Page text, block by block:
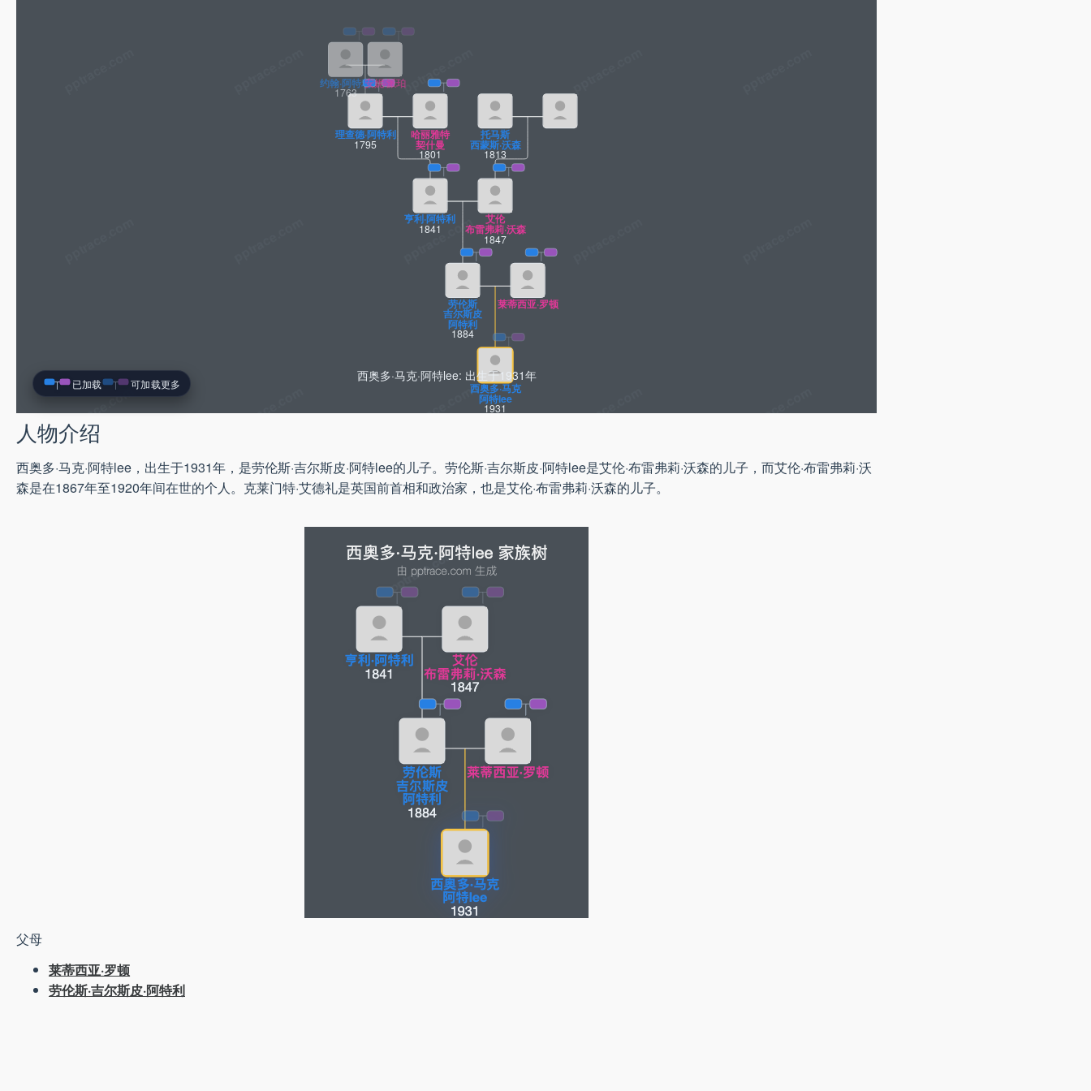
西奥多·马克
阿特lee
1931
劳伦斯
吉尔斯皮
阿特利
1884
莱蒂西亚·罗顿
亨利·阿特利
1841
艾伦
布雷弗莉·沃森
1847
理查德·阿特利
1795
哈丽雅特
契什曼
1801
托马斯
西蒙斯·沃森
1813
约翰·阿特利
1763
安妮·派珀
西奥多·马克·阿特lee: 出生于1931年
已加载 可加载更多
人物介绍
西奥多·马克·阿特lee，出生于1931年，是劳伦斯·吉尔斯皮·阿特lee的儿子。劳伦斯·吉尔斯皮·阿特lee是艾伦·布雷弗莉·沃森的儿子，而艾伦·布雷弗莉·沃
森是在1867年至1920年间在世的个人。克莱门特·艾德礼是英国前首相和政治家，也是艾伦·布雷弗莉·沃森的儿子。
父母
莱蒂西亚·罗顿
劳伦斯·吉尔斯皮·阿特利